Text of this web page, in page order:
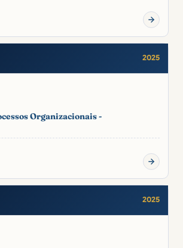
2025
Organizacionais -
2025